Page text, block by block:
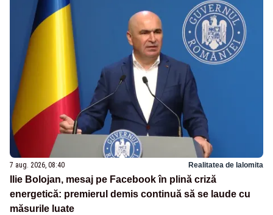
7 aug. 2026, 08:40 Realitatea de Ialomita
Ilie Bolojan, mesaj pe Facebook în plină criză
energetică: premierul demis continuă să se laude cu
măsurile luate